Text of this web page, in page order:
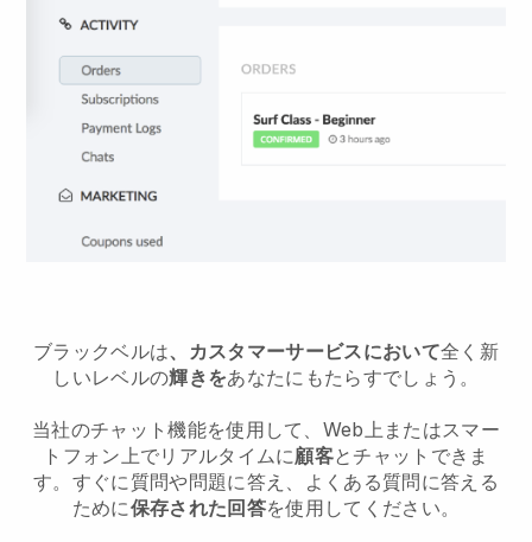
ブラックベルは、カスタマーサービスにおいて全く新
しいレベルの輝きをあなたにもたらすでしょう。
当社のチャット機能を使用して、Web上またはスマー
トフォン上でリアルタイムに顧客とチャットできま
す。すぐに質問や問題に答え、よくある質問に答える
ために保存された回答を使用してください。